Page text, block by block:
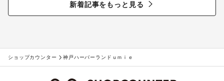
新着記事をもっと見る
ショップカウンター 神戸ハーバーランドｕｍｉｅ